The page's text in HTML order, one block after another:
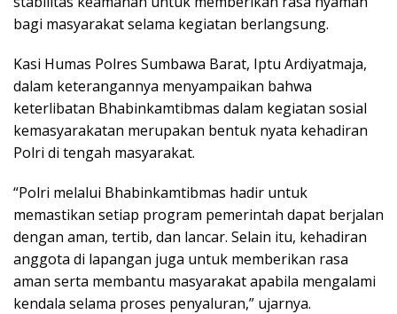
bagi masyarakat selama kegiatan berlangsung.
Kasi Humas Polres Sumbawa Barat, Iptu Ardiyatmaja,
dalam keterangannya menyampaikan bahwa
keterlibatan Bhabinkamtibmas dalam kegiatan sosial
kemasyarakatan merupakan bentuk nyata kehadiran
Polri di tengah masyarakat.
“Polri melalui Bhabinkamtibmas hadir untuk
memastikan setiap program pemerintah dapat berjalan
dengan aman, tertib, dan lancar. Selain itu, kehadiran
anggota di lapangan juga untuk memberikan rasa
aman serta membantu masyarakat apabila mengalami
kendala selama proses penyaluran,” ujarnya.